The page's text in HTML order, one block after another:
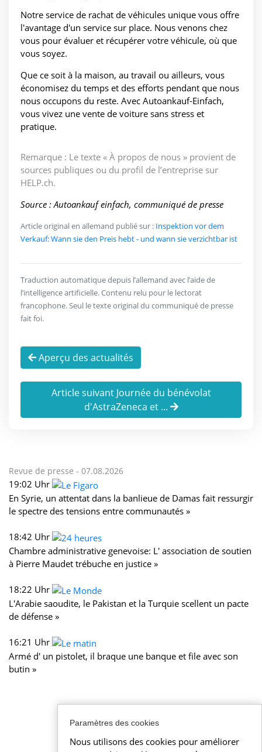
Notre service de rachat de véhicules unique vous offre
l'avantage d'un service sur place. Nous venons chez
vous pour évaluer et récupérer votre véhicule, où que
vous soyez.
Que ce soit à la maison, au travail ou ailleurs, vous
économisez du temps et des efforts pendant que nous
nous occupons du reste. Avec Autoankauf-Einfach,
vous vivez une vente de voiture sans stress et
pratique.
Remarque : Le texte « À propos de nous » provient de
sources publiques ou du profil de l’entreprise sur
HELP.ch.
Source : Autoankauf einfach, communiqué de presse
Article original en allemand publié sur : Inspektion vor dem
Verkauf: Wann sie den Preis hebt - und wann sie verzichtbar ist
Traduction automatique depuis l’allemand avec l’aide de
l’intelligence artificielle. Contenu relu pour le lectorat
francophone. Seul le texte original du communiqué de presse
fait foi.
Aperçu des actualités
Article suivant Journée du bénévolat
d'AstraZeneca et ...
Revue de presse - 07.08.2026
19:02 Uhr
En Syrie, un attentat dans la banlieue de Damas fait ressurgir
le spectre des tensions entre communautés »
18:42 Uhr
Chambre administrative genevoise: L' association de soutien
à Pierre Maudet trébuche en justice »
18:22 Uhr
L'Arabie saoudite, le Pakistan et la Turquie scellent un pacte
de défense »
16:21 Uhr
Armé d' un pistolet, il braque une banque et file avec son
butin »
Paramètres des cookies
Nous utilisons des cookies pour améliorer